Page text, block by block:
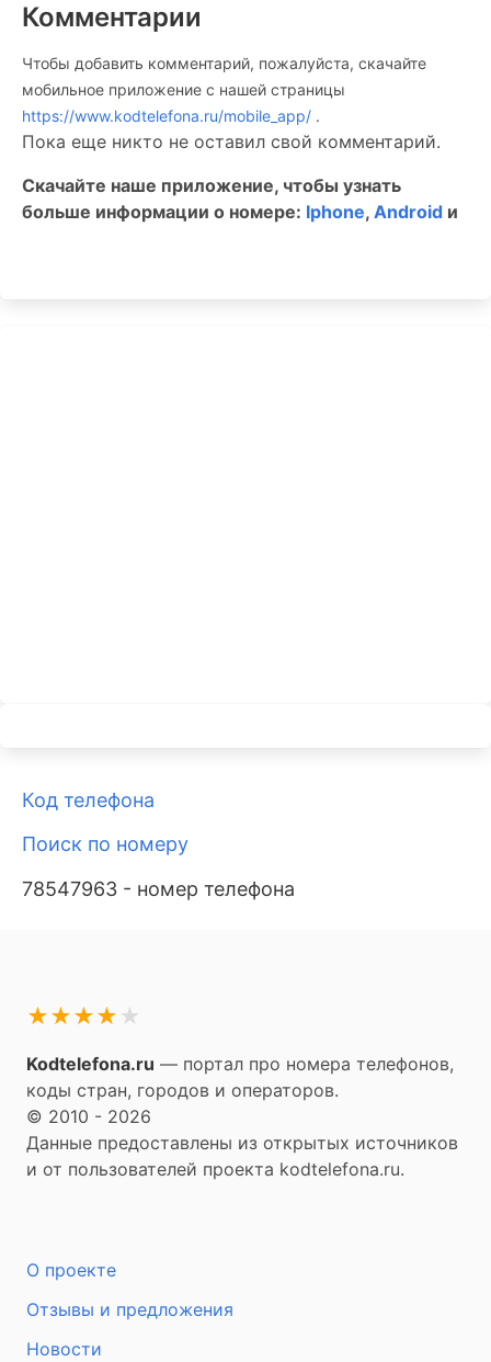
Комментарии
Чтобы добавить комментарий, пожалуйста, скачайте
мобильное приложение c нашей страницы
https://www.kodtelefona.ru/mobile_app/ .
Пока еще никто не оставил свой комментарий.
Скачайте наше приложение, чтобы узнать
больше информации о номере: Iphone, Android и
Код телефона
Поиск по номеру
78547963 - номер телефона
★
★
★
★
★
Kodtelefona.ru — портал про номера телефонов,
коды стран, городов и операторов.
© 2010 - 2026
Данные предоставлены из открытых источников
и от пользователей проекта kodtelefona.ru.
О проекте
Отзывы и предложения
Новости